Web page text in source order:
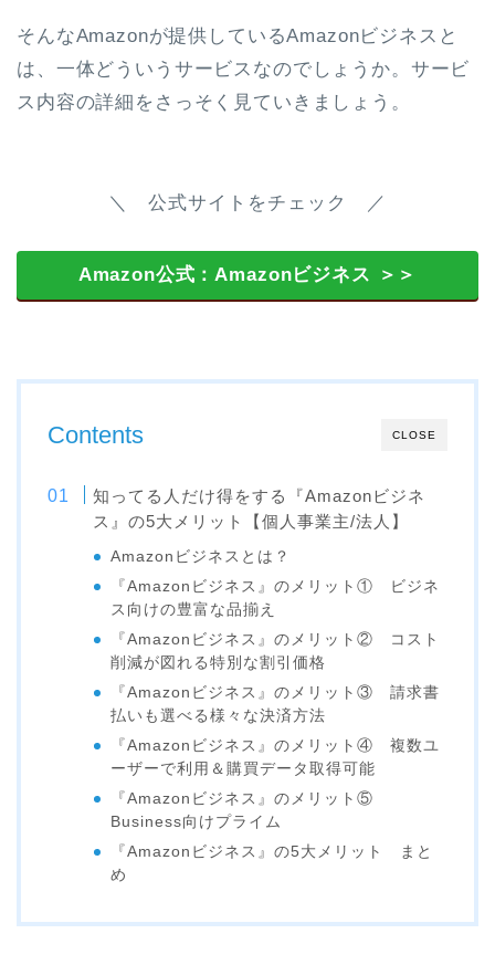
そんなAmazonが提供しているAmazonビジネスと
は、一体どういうサービスなのでしょうか。サービ
ス内容の詳細をさっそく見ていきましょう。
＼ 公式サイトをチェック ／
Amazon公式：Amazonビジネス ＞＞
CLOSE
Contents
知ってる人だけ得をする『Amazonビジネ
ス』の5大メリット【個人事業主/法人】
Amazonビジネスとは？
『Amazonビジネス』のメリット① ビジネ
ス向けの豊富な品揃え
『Amazonビジネス』のメリット② コスト
削減が図れる特別な割引価格
『Amazonビジネス』のメリット③ 請求書
払いも選べる様々な決済方法
『Amazonビジネス』のメリット④ 複数ユ
ーザーで利用＆購買データ取得可能
『Amazonビジネス』のメリット⑤
Business向けプライム
『Amazonビジネス』の5大メリット まと
め